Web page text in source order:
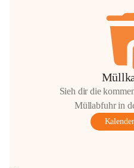
Sieh dir die
Müllabfuhr in